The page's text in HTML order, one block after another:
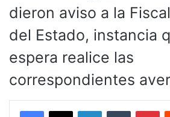
dieron aviso a la
del Estado, instancia
espera realice las
correspondientes
LinkedInTumblr